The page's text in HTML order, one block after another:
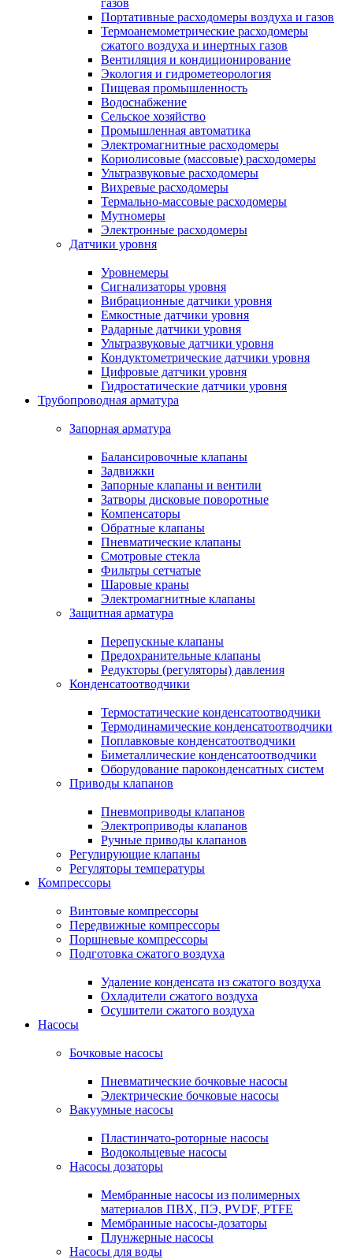
газов
Портативные расходомеры воздуха и газов
Термоанемометрические расходомеры
сжатого воздуха и инертных газов
Вентиляция и кондиционирование
Экология и гидрометеорология
Пищевая промышленность
Водоснабжение
Сельское хозяйство
Промышленная автоматика
Электромагнитные расходомеры
Кориолисовые (массовые) расходомеры
Ультразвуковые расходомеры
Вихревые расходомеры
Термально-массовые расходомеры
Мутномеры
Электронные расходомеры
Датчики уровня
Уровнемеры
Сигнализаторы уровня
Вибрационные датчики уровня
Емкостные датчики уровня
Радарные датчики уровня
Ультразвуковые датчики уровня
Кондуктометрические датчики уровня
Цифровые датчики уровня
Гидростатические датчики уровня
Трубопроводная арматура
Запорная арматура
Балансировочные клапаны
Задвижки
Запорные клапаны и вентили
Затворы дисковые поворотные
Компенсаторы
Обратные клапаны
Пневматические клапаны
Смотровые стекла
Фильтры сетчатые
Шаровые краны
Электромагнитные клапаны
Защитная арматура
Перепускные клапаны
Предохранительные клапаны
Редукторы (регуляторы) давления
Конденсатоотводчики
Термостатические конденсатоотводчики
Термодинамические конденсатоотводчики
Поплавковые конденсатоотводчики
Биметаллические конденсатоотводчики
Оборудование пароконденсатных систем
Приводы клапанов
Пневмоприводы клапанов
Электроприводы клапанов
Ручные приводы клапанов
Регулирующие клапаны
Регуляторы температуры
Компрессоры
Винтовые компрессоры
Передвижные компрессоры
Поршневые компрессоры
Подготовка сжатого воздуха
Удаление конденсата из сжатого воздуха
Охладители сжатого воздуха
Осушители сжатого воздуха
Насосы
Бочковые насосы
Пневматические бочковые насосы
Электрические бочковые насосы
Вакуумные насосы
Пластинчато-роторные насосы
Водокольцевые насосы
Насосы дозаторы
Мембранные насосы из полимерных
материалов ПВХ, ПЭ, PVDF, PTFE
Мембранные насосы-дозаторы
Плунжерные насосы
Насосы для воды